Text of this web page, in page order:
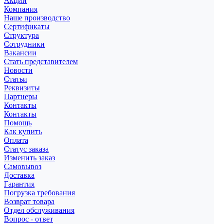
Компания
Наше производство
Сертификаты
Структура
Сотрудники
Вакансии
Стать представителем
Новости
Статьи
Реквизиты
Партнеры
Контакты
Контакты
Помощь
Как купить
Оплата
Статус заказа
Изменить заказ
Самовывоз
Доставка
Гарантия
Погрузка требования
Возврат товара
Отдел обслуживания
Вопрос - ответ